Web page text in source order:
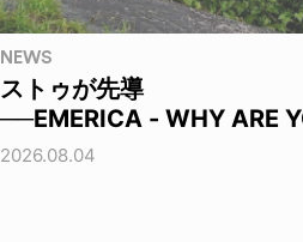
NEWS
ストゥが先導
──EMERICA - WHY ARE
2026.08.04